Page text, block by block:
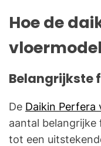
Hoe de
Belangrijkste
De Daikin Perfera
aantal
tot een